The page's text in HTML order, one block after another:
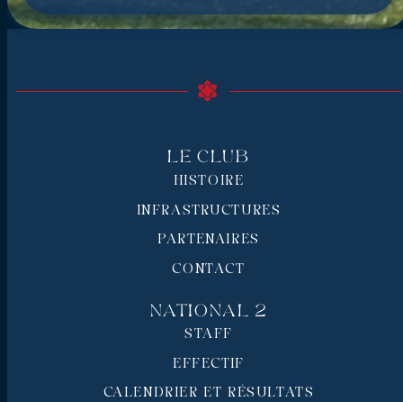
Le Club
HISTOIRE
INFRASTRUCTURES
PARTENAIRES
CONTACT
National 2
STAFF
EFFECTIF
CALENDRIER ET RÉSULTATS